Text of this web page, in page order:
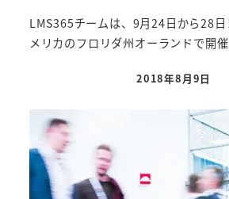
LMS365チームは、9月24日から28
メリカのフロリダ州オーランドで開
投稿日
2018年8月9日